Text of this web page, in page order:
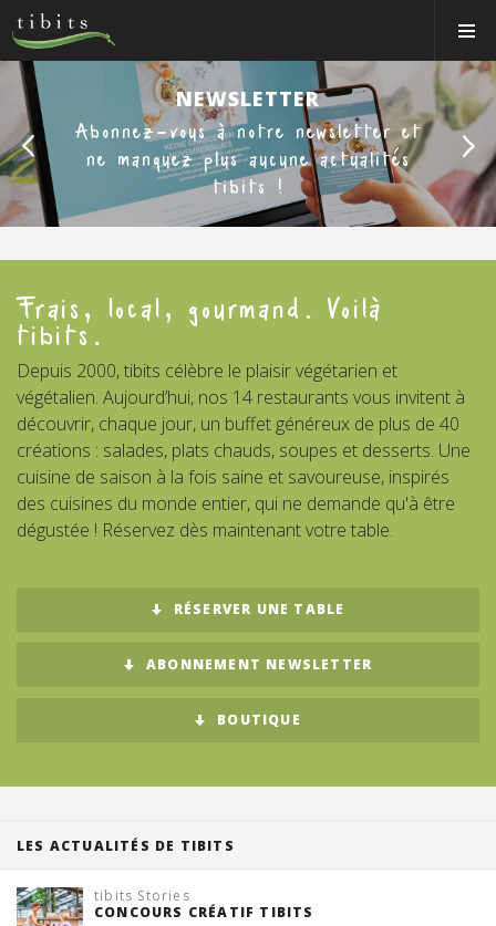
Tibits:
Home
Main
Navigation
MANGER
HORAIRES
RECETTES
NEWS
MEMBRE
À PROPOS
Bons & boutique
Réservations
Suisse (FR)
Back
NEWSLETTER
Abonnez-vous à notre newsletter et
ne manquez plus aucune actualités
tibits !
Frais, local, gourmand. Voilà
tibits.
Depuis 2000, tibits célèbre le plaisir végétarien et
végétalien. Aujourd’hui, nos 14 restaurants vous invitent à
découvrir, chaque jour, un buffet généreux de plus de 40
créations : salades, plats chauds, soupes et desserts. Une
cuisine de saison à la fois saine et savoureuse, inspirés
des cuisines du monde entier, qui ne demande qu'à être
dégustée ! Réservez dès maintenant votre table.
RÉSERVER UNE TABLE
ABONNEMENT NEWSLETTER
BOUTIQUE
LES ACTUALITÉS DE TIBITS
tibits Stories
CONCOURS CRÉATIF TIBITS